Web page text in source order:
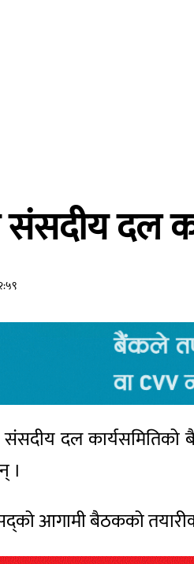
संसदीय दल
संसदीय दल
।
आगामी बैठकको